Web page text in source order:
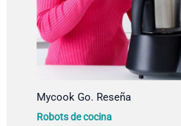
Mycook Go. Reseña
Robots de cocina